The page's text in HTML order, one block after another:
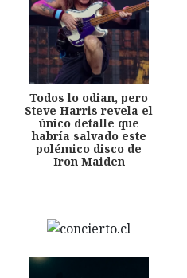
Todos lo odian, pero
Steve Harris revela el
único detalle que
habría salvado este
polémico disco de
Iron Maiden